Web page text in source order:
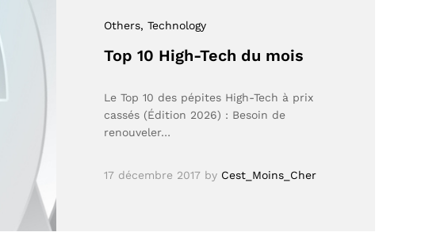
Others, Technology
Top 10 High-Tech du mois
Le Top 10 des pépites High-Tech à prix
cassés (Édition 2026)​ : Besoin de
renouveler…
17 décembre 2017 by Cest_Moins_Cher